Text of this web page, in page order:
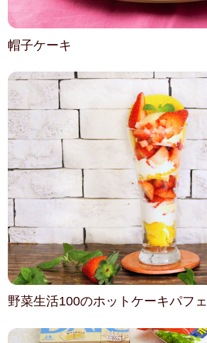
帽子ケーキ
野菜生活100のホットケーキパフェ